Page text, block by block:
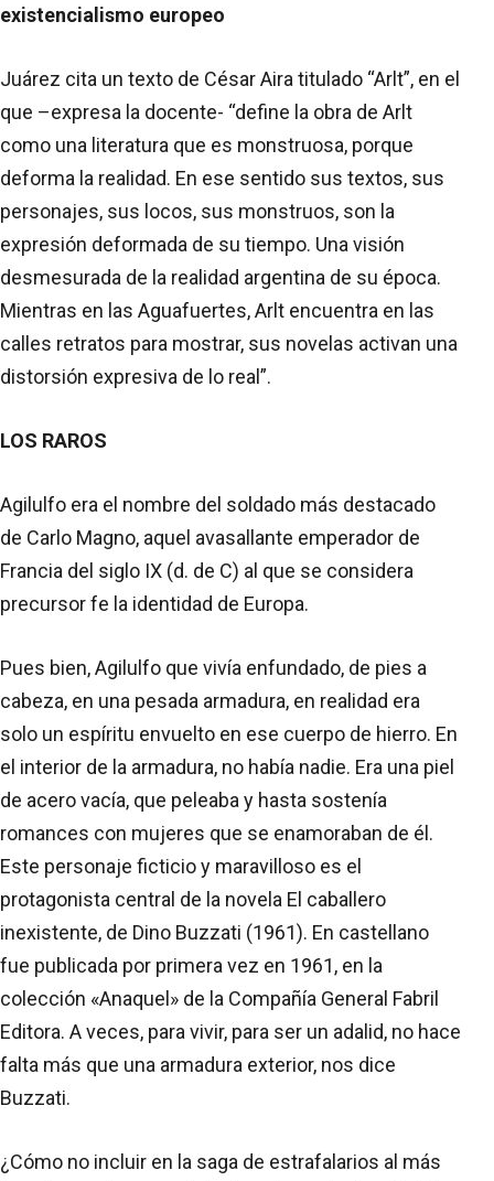
existencialismo europeo
Juárez cita un texto de César Aira titulado “Arlt”, en el
que –expresa la docente- “define la obra de Arlt
como una literatura que es monstruosa, porque
deforma la realidad. En ese sentido sus textos, sus
personajes, sus locos, sus monstruos, son la
expresión deformada de su tiempo. Una visión
desmesurada de la realidad argentina de su época.
Mientras en las Aguafuertes, Arlt encuentra en las
calles retratos para mostrar, sus novelas activan una
distorsión expresiva de lo real”.
LOS RAROS
Agilulfo era el nombre del soldado más destacado
de Carlo Magno, aquel avasallante emperador de
Francia del siglo IX (d. de C) al que se considera
precursor fe la identidad de Europa.
Pues bien, Agilulfo que vivía enfundado, de pies a
cabeza, en una pesada armadura, en realidad era
solo un espíritu envuelto en ese cuerpo de hierro. En
el interior de la armadura, no había nadie. Era una piel
de acero vacía, que peleaba y hasta sostenía
romances con mujeres que se enamoraban de él.
Este personaje ficticio y maravilloso es el
protagonista central de la novela El caballero
inexistente, de Dino Buzzati (1961). En castellano
fue publicada por primera vez en 1961, en la
colección «Anaquel» de la Compañía General Fabril
Editora. A veces, para vivir, para ser un adalid, no hace
falta más que una armadura exterior, nos dice
Buzzati.
¿Cómo no incluir en la saga de estrafalarios al más